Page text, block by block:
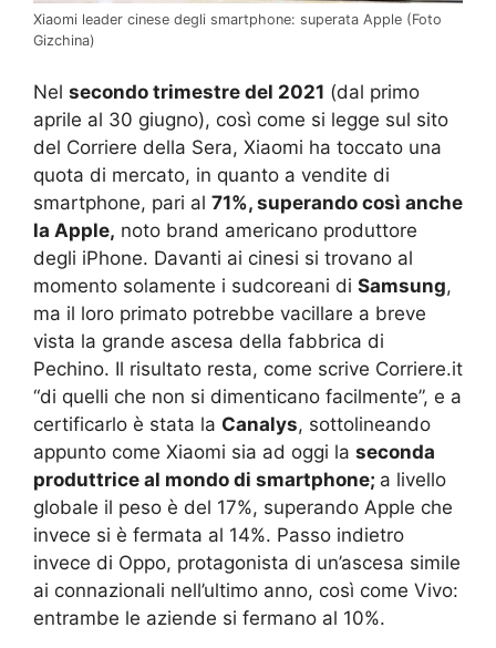
Xiaomi leader cinese degli smartphone: superata Apple (Foto
Gizchina)
Nel secondo trimestre del 2021 (dal primo
aprile al 30 giugno), così come si legge sul sito
del Corriere della Sera, Xiaomi ha toccato una
quota di mercato, in quanto a vendite di
smartphone, pari al 71%, superando così anche
la Apple, noto brand americano produttore
degli iPhone. Davanti ai cinesi si trovano al
momento solamente i sudcoreani di Samsung,
ma il loro primato potrebbe vacillare a breve
vista la grande ascesa della fabbrica di
Pechino. Il risultato resta, come scrive Corriere.it
“di quelli che non si dimenticano facilmente”, e a
certificarlo è stata la Canalys, sottolineando
appunto come Xiaomi sia ad oggi la seconda
produttrice al mondo di smartphone; a livello
globale il peso è del 17%, superando Apple che
invece si è fermata al 14%. Passo indietro
invece di Oppo, protagonista di un’ascesa simile
ai connazionali nell’ultimo anno, così come Vivo:
entrambe le aziende si fermano al 10%.